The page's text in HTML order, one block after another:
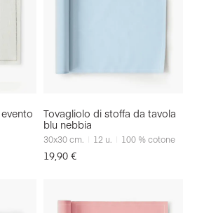
Tovagliolo di stoffa da tavola
blu nebbia
30x30cm. 12 u. 100 % cotone
19,90 €